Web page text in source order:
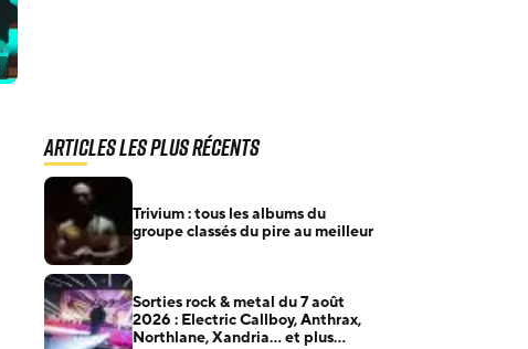
Articles les plus récents
Trivium : tous les albums du
groupe classés du pire au meilleur
Sorties rock & metal du 7 août
2026 : Electric Callboy, Anthrax,
Northlane, Xandria… et plus